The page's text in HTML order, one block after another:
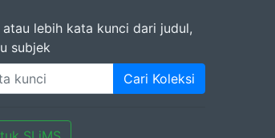
lebih kata kunci dari judul,
subjek
Cari Koleksi